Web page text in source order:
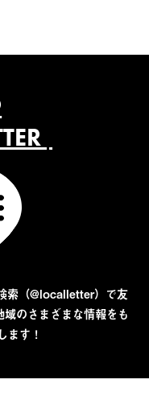
索（@localletter）で友
のさまざまな情報をも
ます！